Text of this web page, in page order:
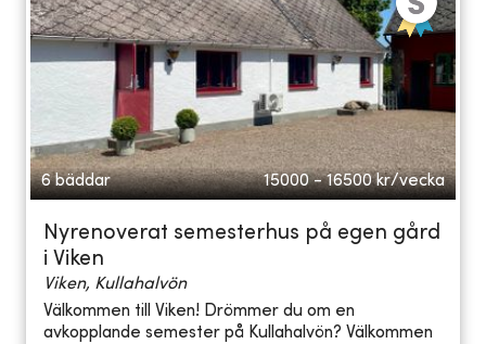
6 bäddar 15000 - 16500 kr/vecka
Nyrenoverat semesterhus på egen gård
i Viken
Viken, Kullahalvön
Välkommen till Viken! Drömmer du om en
avkopplande semester på Kullahalvön? Välkommen